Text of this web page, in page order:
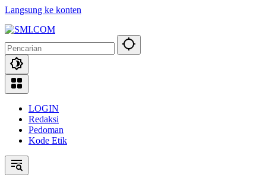
Langsung ke konten
LOGIN
Redaksi
Pedoman
Kode Etik